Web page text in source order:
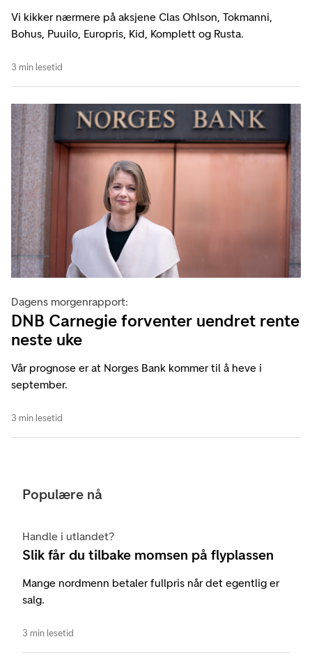
Vi kikker nærmere på aksjene Clas Ohlson, Tokmanni,
Bohus, Puuilo, Europris, Kid, Komplett og Rusta.
3 min lesetid
Dagens morgenrapport:
DNB Carnegie forventer uendret rente
neste uke
Vår prognose er at Norges Bank kommer til å heve i
september.
3 min lesetid
Populære nå
Handle i utlandet?
Slik får du tilbake momsen på flyplassen
Mange nordmenn betaler fullpris når det egentlig er
salg.
3 min lesetid